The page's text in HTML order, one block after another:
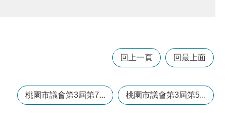
回上一頁 回最上面
桃園市議會第3屆第7... 桃園市議會第3屆第5...